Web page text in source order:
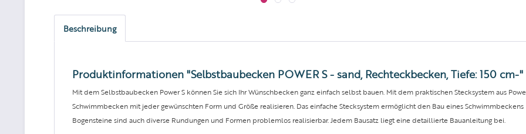
Beschreibung
Produktinformationen "Selbstbaubecken POWER S - sand, Rechteckbecken, Tiefe: 150 cm-"
Mit dem Selbstbaubecken Power S können Sie sich Ihr Wünschbecken ganz einfach selbst bauen. Mit dem praktischen Stecksystem aus
Schwimmbecken mit jeder gewünschten Form und Größe realisieren. Das einfache Stecksystem ermöglicht den Bau eines
Bogensteine sind auch diverse Rundungen und Formen problemlos realisierbar. Jedem Bausatz liegt eine detaillierte Bauanleitung bei.